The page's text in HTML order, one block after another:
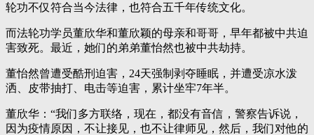
轮功不仅符合当今法律，也符合五千年传统文化。
而法轮功学员董欣华和董欣颖的母亲和哥哥，早年都被中共迫
害致死。最近，她们的弟弟董怡然也被中共劫持。
董怡然曾遭受酷刑迫害，24天强制剥夺睡眠，并遭受凉水泼
洒、皮带抽打、电击等迫害，累计坐牢7年半。
董欣华：“我们多方联络，现在，都没有音信，警察告诉说，
因为疫情原因，不让接见，也不让律师见，然后，我们对他的